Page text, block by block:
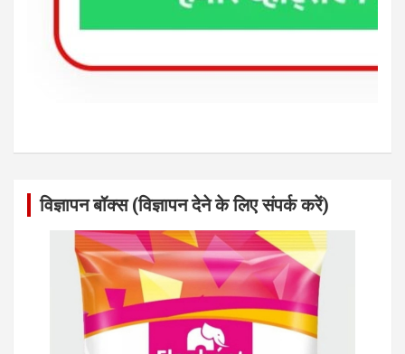
विज्ञापन बॉक्स (विज्ञापन देने के लिए संपर्क करें)